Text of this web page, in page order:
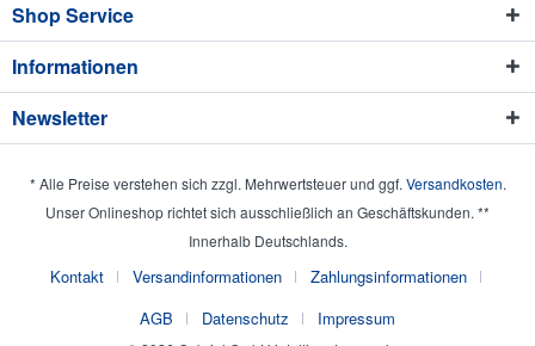
Shop Service
Informationen
Newsletter
* Alle Preise verstehen sich zzgl. Mehrwertsteuer und ggf. Versandkosten.
Unser Onlineshop richtet sich ausschließlich an Geschäftskunden. **
Innerhalb Deutschlands.
Kontakt Versandinformationen
Zahlungsinformationen
AGB
Datenschutz Impressum